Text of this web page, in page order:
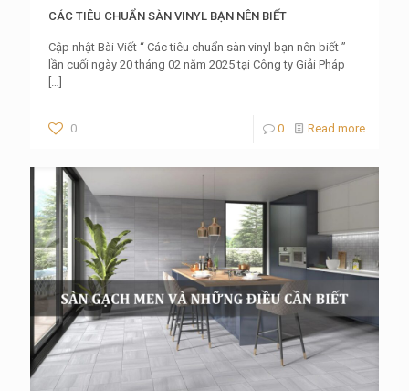
CÁC TIÊU CHUẨN SÀN VINYL BẠN NÊN BIẾT
Cập nhật Bài Viết “ Các tiêu chuẩn sàn vinyl bạn nên biết ”
lần cuối ngày 20 tháng 02 năm 2025 tại Công ty Giải Pháp
[…]
0 0 Read more